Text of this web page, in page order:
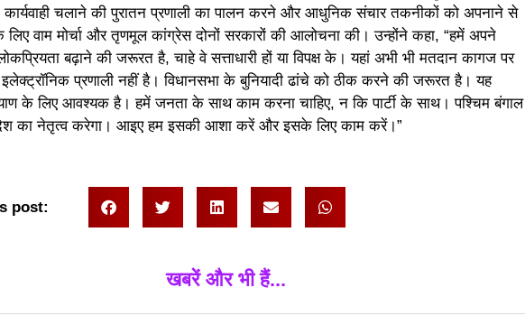
कार्यवाही चलाने की पुरातन प्रणाली का पालन करने और आधुनिक संचार तकनीकों को अपनाने से
वाम मोर्चा और तृणमूल कांग्रेस दोनों सरकारों की आलोचना की। उन्होंने कहा, “हमें अपने
बढ़ाने की जरूरत है, चाहे वे सत्ताधारी हों या विपक्ष के। यहां अभी भी मतदान कागज पर
इलेक्ट्रॉनिक प्रणाली नहीं है। विधानसभा के बुनियादी ढांचे को ठीक करने की जरूरत है। यह
के लिए आवश्यक है। हमें जनता के साथ काम करना चाहिए, न कि पार्टी के साथ। पश्चिम बंगाल
का नेतृत्व करेगा। आइए हम इसकी आशा करें और इसके लिए काम करें।”
post:
खबरें और भी हैं...